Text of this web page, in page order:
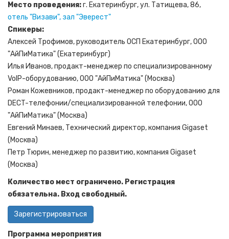
Место проведения:г. Екатеринбург, ул. Татищева, 86,
отель "Визави", зал "Эверест"
Спикеры:
Алексей Трофимов, руководитель ОСП Екатеринбург, ООО
"АйПиМатика" (Екатеринбург)
Илья Иванов, продакт-менеджер по специализированному
VoIP-оборудованию, ООО "АйПиМатика" (Москва)
Роман Кожевников, продакт-менеджер по оборудованию для
DECT-телефонии/специализированной телефонии, ООО
"АйПиМатика" (Москва)
Евгений Минаев, Технический директор, компания Gigaset
(Москва)
Петр Тюрин, менеджер по развитию, компания Gigaset
(Москва)
Количество мест ограничено. Регистрация
обязательна. Вход свободный.
Зарегистрироваться
Программа мероприятия